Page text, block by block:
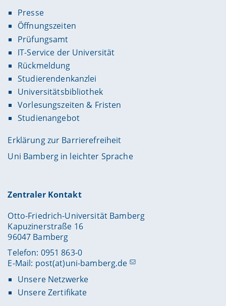
Presse
Öffnungszeiten
Prüfungsamt
IT-Service der Universität
Rückmeldung
Studierendenkanzlei
Universitätsbibliothek
Vorlesungszeiten & Fristen
Studienangebot
Erklärung zur Barrierefreiheit
Uni Bamberg in leichter Sprache
Zentraler Kontakt
Otto-Friedrich-Universität Bamberg
Kapuzinerstraße 16
96047 Bamberg
Telefon: 0951 863-0
E-Mail: post(at)uni-bamberg.de
Unsere Netzwerke
Unsere Zertifikate